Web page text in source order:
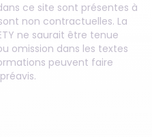
ce site sont présentes à
non contractuelles. La
ne saurait être tenue
omission dans les textes
peuvent faire